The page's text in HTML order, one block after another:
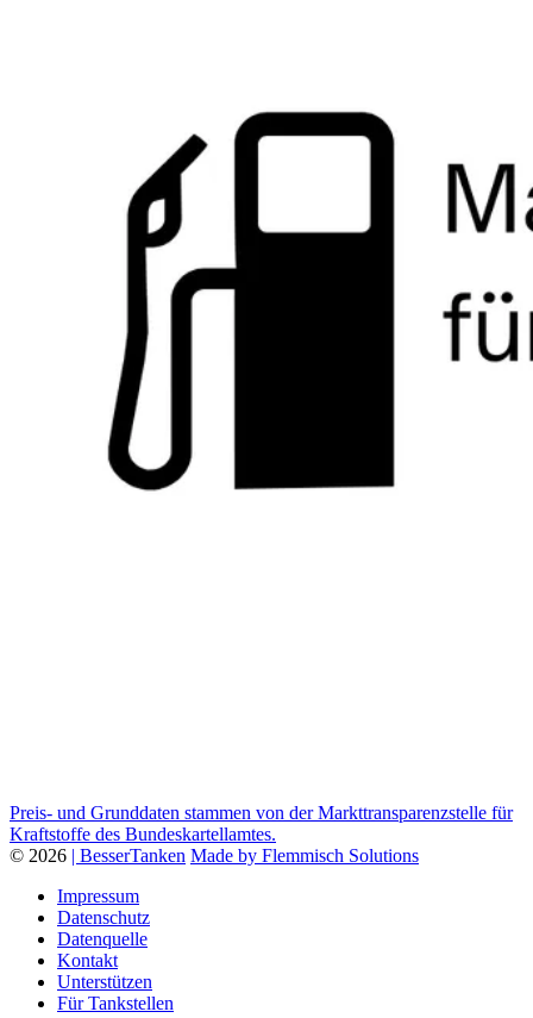
Preis- und Grunddaten stammen von der Markttransparenzstelle für
Kraftstoffe des Bundeskartellamtes.
© 2026 | BesserTanken Made by Flemmisch Solutions
Impressum
Datenschutz
Datenquelle
Kontakt
Unterstützen
Für Tankstellen